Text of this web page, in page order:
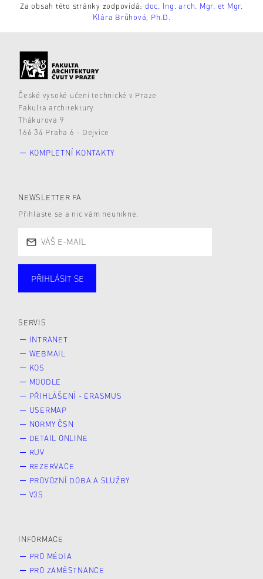
Za obsah této stránky zodpovídá: doc. Ing. arch. Mgr. et Mgr.
Klára Brůhová, Ph.D.
České vysoké učení technické v Praze
Fakulta architektury
Thákurova 9
166 34 Praha 6 - Dejvice
KOMPLETNÍ KONTAKTY
NEWSLETTER FA
Přihlaste se a nic vám neunikne.
PŘIHLÁSIT SE
SERVIS
INTRANET
WEBMAIL
KOS
MOODLE
PŘIHLÁŠENÍ - ERASMUS
USERMAP
NORMY ČSN
DETAIL ONLINE
RUV
REZERVACE
PROVOZNÍ DOBA A SLUŽBY
V3S
INFORMACE
PRO MÉDIA
PRO ZAMĚSTNANCE